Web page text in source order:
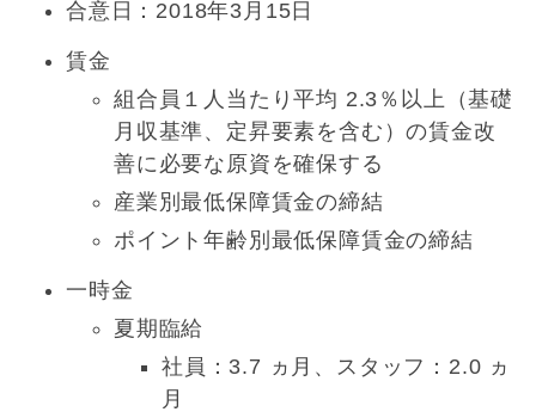
合意日：2018年3月15日
賃金
組合員１人当たり平均 2.3％以上（基礎
月収基準、定昇要素を含む）の賃金改
善に必要な原資を確保する
産業別最低保障賃金の締結
ポイント年齢別最低保障賃金の締結
一時金
夏期臨給
社員：3.7 ヵ月、スタッフ：2.0 ヵ
月